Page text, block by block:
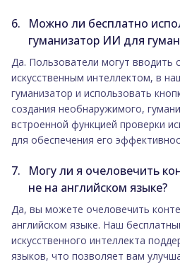
Можно ли бесплатно
гуманизатор ИИ для
Да. Пользователи могут вводить
искусственным интеллектом, в
гуманизатор и использовать
создания необнаружимого,
встроенной функцией проверки
для обеспечения его
Могу ли я очеловечить
не на английском языке?
Да, вы можете очеловечить
английском языке. Наш
искусственного интеллекта
языков, что позволяет вам